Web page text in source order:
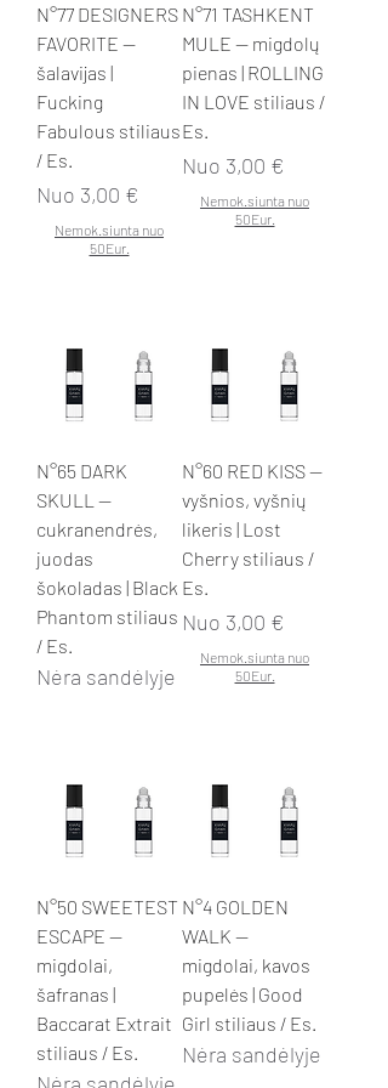
N°77 DESIGNERS
FAVORITE —
šalavijas |
Fucking
Fabulous stiliaus
/ Es.
Nuo 3,00 €
Pardavimo kaina
Nemok.siunta nuo
50Eur.
N°71 TASHKENT
MULE — migdolų
pienas | ROLLING
IN LOVE stiliaus /
Es.
Nuo 3,00 €
Pardavimo kaina
Nemok.siunta nuo
50Eur.
N°65 DARK
SKULL —
cukranendrės,
juodas
šokoladas | Black
Phantom stiliaus
/ Es.
Nėra sandėlyje
N°60 RED KISS —
vyšnios, vyšnių
likeris | Lost
Cherry stiliaus /
Es.
Nuo 3,00 €
Pardavimo kaina
Nemok.siunta nuo
50Eur.
N°50 SWEETEST
ESCAPE —
migdolai,
šafranas |
Baccarat Extrait
stiliaus / Es.
Nėra sandėlyje
N°4 GOLDEN
WALK —
migdolai, kavos
pupelės | Good
Girl stiliaus / Es.
Nėra sandėlyje